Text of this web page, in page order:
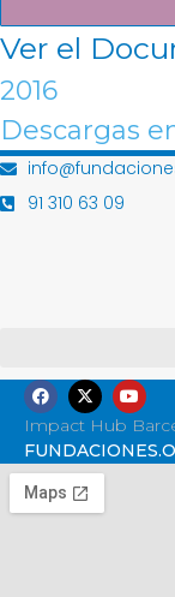
Ver el
2016
Descargas
91 310 63 09
Impact Hub